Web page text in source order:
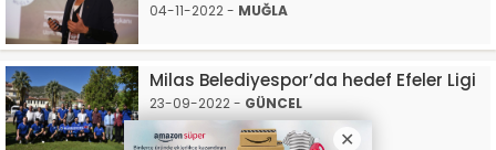
04-11-2022 - MUĞLA
Milas Belediyespor’da hedef Efeler Ligi
23-09-2022 - GÜNCEL